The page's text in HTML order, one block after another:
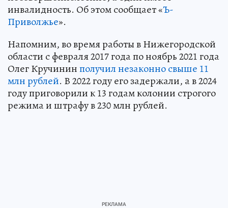
инвалидность. Об этом сообщает «Ъ-
Приволжье».
Напомним, во время работы в Нижегородской
области с февраля 2017 года по ноябрь 2021 года
Олег Кручининполучил незаконно свыше 11
млн рублей. В 2022 году его задержали, а в 2024
году приговорили к 13 годам колонии строгого
режима и штрафу в 230 млн рублей.